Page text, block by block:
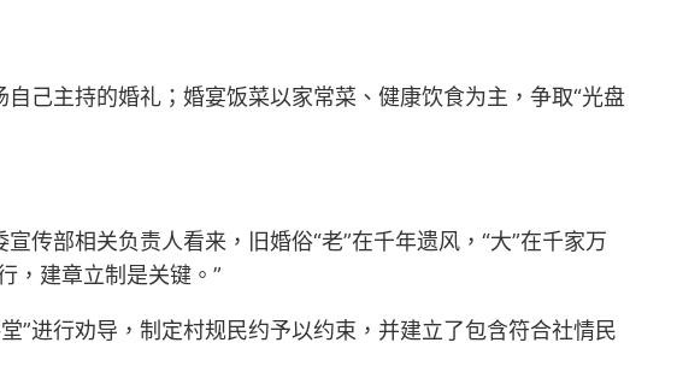
己主持的婚礼；婚宴饭菜以家常菜、健康饮食为主，争取“光盘
传部相关负责人看来，旧婚俗“老”在千年遗风，“大”在千家万
，建章立制是关键。”
”进行劝导，制定村规民约予以约束，并建立了包含符合社情民